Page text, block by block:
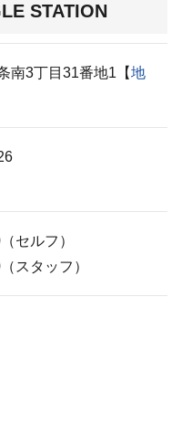
STATION
南3丁目31番地1【地
セルフ）
スタッフ）